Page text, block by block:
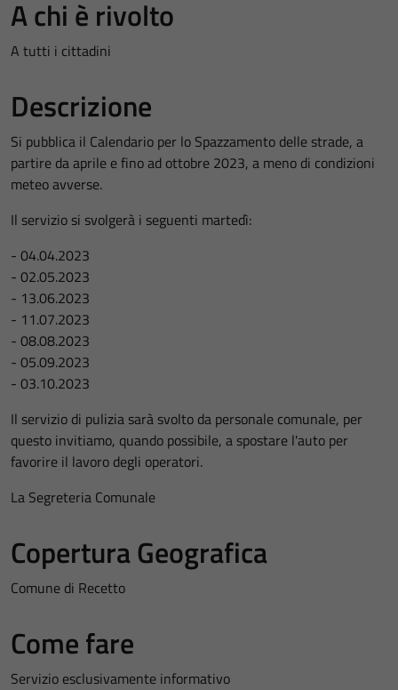
A chi è rivolto
A tutti i cittadini
Descrizione
Si pubblica il Calendario per lo Spazzamento delle strade, a
partire da aprile e fino ad ottobre 2023, a meno di condizioni
meteo avverse.
Il servizio si svolgerà i seguenti martedì:
- 04.04.2023
- 02.05.2023
- 13.06.2023
- 11.07.2023
- 08.08.2023
- 05.09.2023
- 03.10.2023
Il servizio di pulizia sarà svolto da personale comunale, per
questo invitiamo, quando possibile, a spostare l'auto per
favorire il lavoro degli operatori.
La Segreteria Comunale
Copertura Geografica
Comune di Recetto
Come fare
Servizio esclusivamente informativo